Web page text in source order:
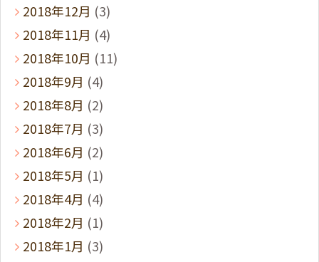
2018年12月 (3)
2018年11月 (4)
2018年10月 (11)
2018年9月 (4)
2018年8月 (2)
2018年7月 (3)
2018年6月 (2)
2018年5月 (1)
2018年4月 (4)
2018年2月 (1)
2018年1月 (3)